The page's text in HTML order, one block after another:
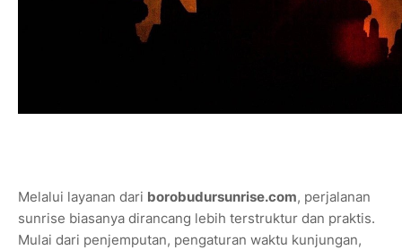
Melalui layanan dari borobudursunrise.com, perjalanan
sunrise biasanya dirancang lebih terstruktur dan praktis.
Mulai dari penjemputan, pengaturan waktu kunjungan,